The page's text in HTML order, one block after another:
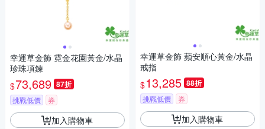
幸運草金飾 霓金花園黃金/水晶
珍珠項鍊
$73,689 87折
挑戰低價 券
加入購物車
幸運草金飾 蘋安順心黃金/水晶
戒指
$13,285 88折
挑戰低價 券
加入購物車